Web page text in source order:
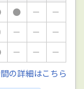
● －
－
－ －
－
－ －
－
の詳細はこちら